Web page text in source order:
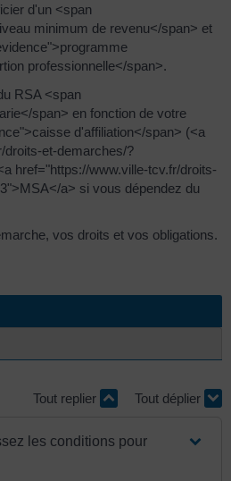
d'un <span
minimum de revenu</span> et
professionnelle</span>.
RSA <span
span> en fonction de votre
d'affiliation</span> (<a
droits-et-demarches/?
href="https://www.ville-tcv.fr/droits-
a> si vous dépendez du
vos droits et vos obligations.
Tout replier Tout déplier
les conditions pour